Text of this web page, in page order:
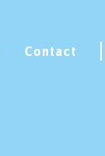
Contact